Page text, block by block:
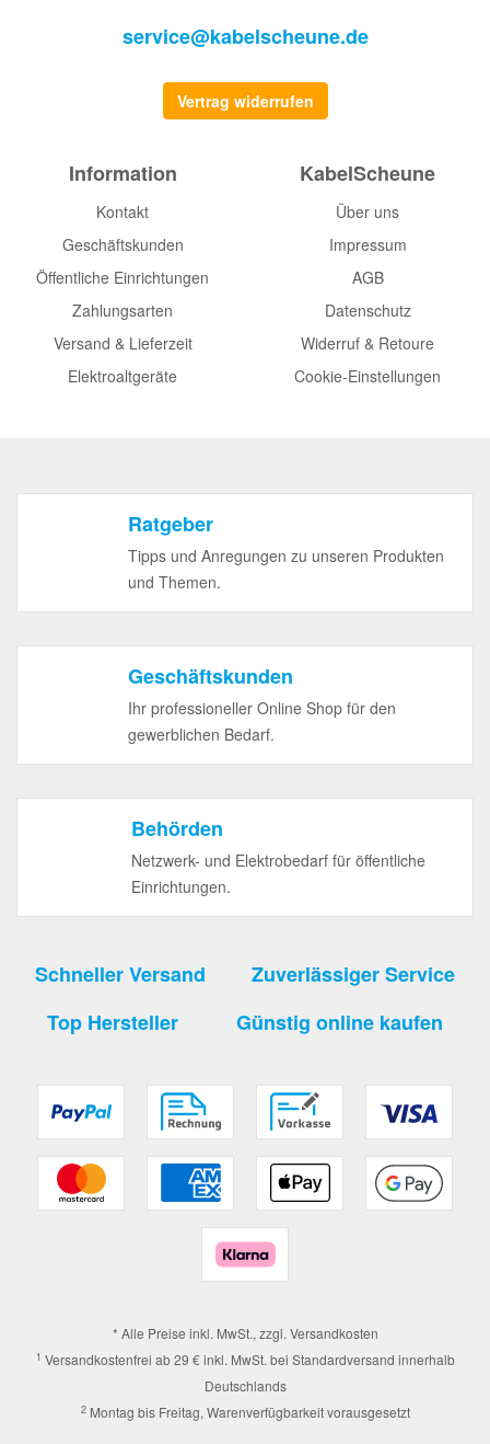
service@kabelscheune.de
Vertrag widerrufen
Information
Kontakt
Geschäftskunden
Öffentliche Einrichtungen
Zahlungsarten
Versand & Lieferzeit
Elektroaltgeräte
KabelScheune
Über uns
Impressum
AGB
Datenschutz
Widerruf & Retoure
Cookie-Einstellungen
Ratgeber
Tipps und Anregungen zu unseren Produkten
und Themen.
Geschäftskunden
Ihr professioneller Online Shop für den
gewerblichen Bedarf.
Behörden
Netzwerk- und Elektrobedarf für öffentliche
Einrichtungen.
Schneller Versand
Zuverlässiger Service
Top Hersteller
Günstig online kaufen
* Alle Preise inkl. MwSt., zzgl. Versandkosten
1 Versandkostenfrei ab 29 € inkl. MwSt. bei Standardversand innerhalb
Deutschlands
2Montag bis Freitag, Warenverfügbarkeit vorausgesetzt